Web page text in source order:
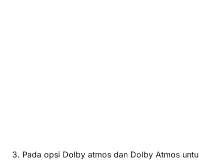
3. Pada opsi Dolby atmos dan Dolby Atmos